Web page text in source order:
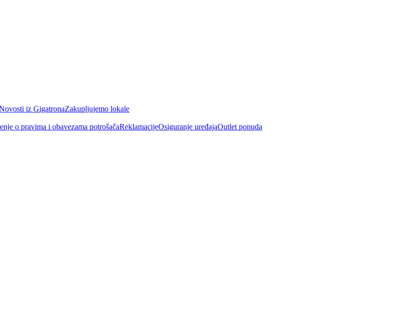
iz GigatronaZakupljujemo lokale
o pravima i obavezama potrošačaReklamacijeOsiguranje uređajaOutlet ponuda